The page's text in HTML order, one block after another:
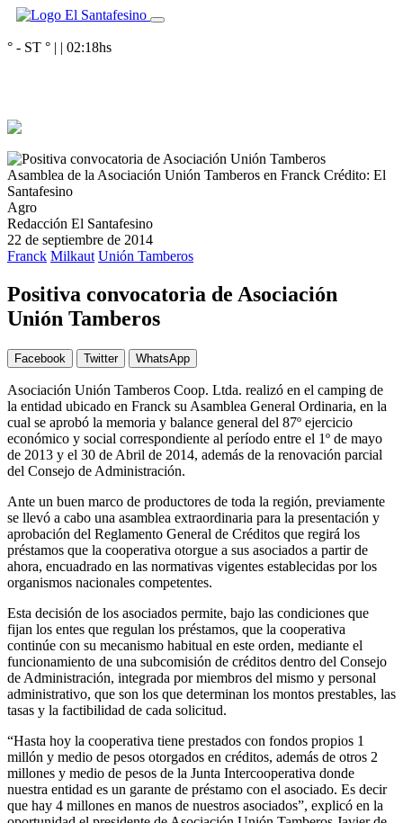
° - ST ° | | 02:18hs
Asamblea de la Asociación Unión Tamberos en Franck Crédito: El
Santafesino
Agro
Redacción El Santafesino
22 de septiembre de 2014
Franck Milkaut Unión Tamberos
Positiva convocatoria de Asociación
Unión Tamberos
Facebook Twitter WhatsApp
Asociación Unión Tamberos Coop. Ltda. realizó en el camping de
la entidad ubicado en Franck su Asamblea General Ordinaria, en la
cual se aprobó la memoria y balance general del 87º ejercicio
económico y social correspondiente al período entre el 1º de mayo
de 2013 y el 30 de Abril de 2014, además de la renovación parcial
del Consejo de Administración.
Ante un buen marco de productores de toda la región, previamente
se llevó a cabo una asamblea extraordinaria para la presentación y
aprobación del Reglamento General de Créditos que regirá los
préstamos que la cooperativa otorgue a sus asociados a partir de
ahora, encuadrado en las normativas vigentes establecidas por los
organismos nacionales competentes.
Esta decisión de los asociados permite, bajo las condiciones que
fijan los entes que regulan los préstamos, que la cooperativa
continúe con su mecanismo habitual en este orden, mediante el
funcionamiento de una subcomisión de créditos dentro del Consejo
de Administración, integrada por miembros del mismo y personal
administrativo, que son los que determinan los montos prestables, las
tasas y la factibilidad de cada solicitud.
“Hasta hoy la cooperativa tiene prestados con fondos propios 1
millón y medio de pesos otorgados en créditos, además de otros 2
millones y medio de pesos de la Junta Intercooperativa donde
nuestra entidad es un garante de préstamo con el asociado. Es decir
que hay 4 millones en manos de nuestros asociados”, explicó en la